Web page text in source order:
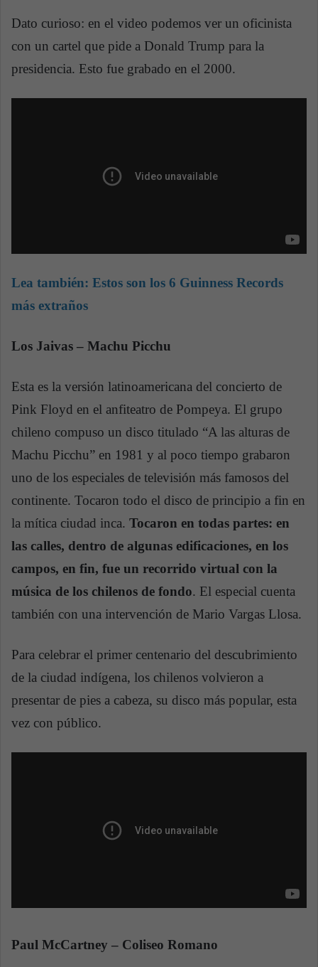
Dato curioso: en el video podemos ver un oficinista
con un cartel que pide a Donald Trump para la
presidencia. Esto fue grabado en el 2000.
Lea también: Estos son los 6 Guinness Records
más extraños
Los Jaivas – Machu Picchu
Esta es la versión latinoamericana del concierto de
Pink Floyd en el anfiteatro de Pompeya. El grupo
chileno compuso un disco titulado “A las alturas de
Machu Picchu” en 1981 y al poco tiempo grabaron
uno de los especiales de televisión más famosos del
continente. Tocaron todo el disco de principio a fin en
la mítica ciudad inca. Tocaron en todas partes: en
las calles, dentro de algunas edificaciones, en los
campos, en fin, fue un recorrido virtual con la
música de los chilenos de fondo. El especial cuenta
también con una intervención de Mario Vargas Llosa.
Para celebrar el primer centenario del descubrimiento
de la ciudad indígena, los chilenos volvieron a
presentar de pies a cabeza, su disco más popular, esta
vez con público.
Paul McCartney – Coliseo Romano